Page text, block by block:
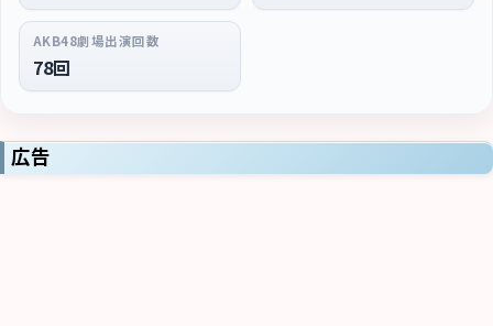
AKB48劇場出演回数
78回
広告